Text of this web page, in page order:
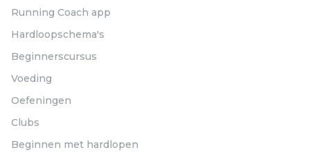
Running Coach app
Hardloopschema's
Beginnerscursus
Voeding
Oefeningen
Clubs
Beginnen met hardlopen